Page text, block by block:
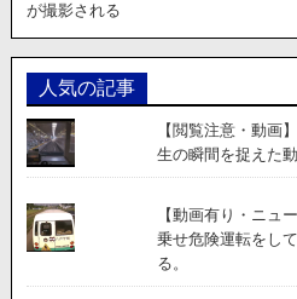
が撮影される
人気の記事
【閲覧注意・動画
生の瞬間を捉えた
【動画有り・ニュ
乗せ危険運転をし
る。